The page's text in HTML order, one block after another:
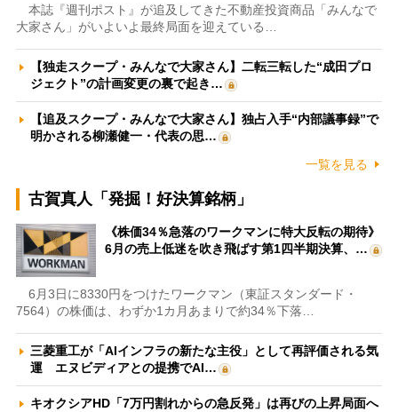
本誌『週刊ポスト』が追及してきた不動産投資商品「みんなで
大家さん」がいよいよ最終局面を迎えている…
【独走スクープ・みんなで大家さん】二転三転した“成田プロ
ジェクト”の計画変更の裏で起き…
【追及スクープ・みんなで大家さん】独占入手“内部議事録”で
明かされる柳瀬健一・代表の思…
一覧を見る
古賀真人「発掘！好決算銘柄」
《株価34％急落のワークマンに特大反転の期待》
6月の売上低迷を吹き飛ばす第1四半期決算、…
6月3日に8330円をつけたワークマン（東証スタンダード・
7564）の株価は、わずか1カ月あまりで約34％下落…
三菱重工が「AIインフラの新たな主役」として再評価される気
運 エヌビディアとの提携でAI…
キオクシアHD「7万円割れからの急反発」は再びの上昇局面へ